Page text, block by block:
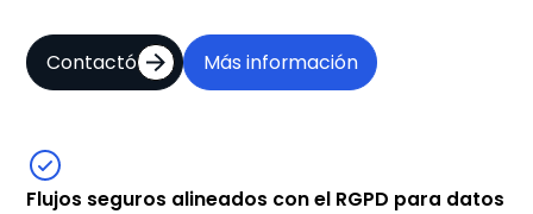
Contactó Más información
Flujos seguros alineados con el RGPD para datos